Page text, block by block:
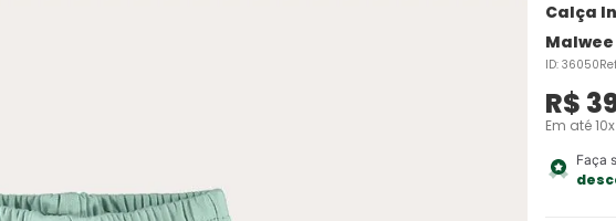
Calça
Malwee
ID: 36050
R$
Em até10
Faça